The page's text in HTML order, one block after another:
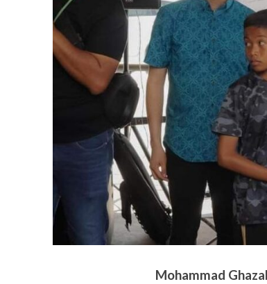
Mohammad